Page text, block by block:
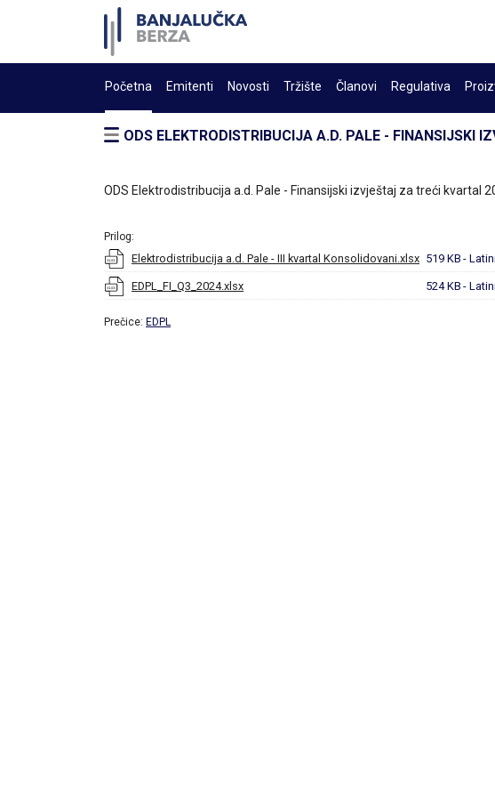
Početna Emitenti Novosti Tržište Članovi Regulativa
ODS ELEKTRODISTRIBUCIJA A.D. PALE - FINANSIJSKI
ODS Elektrodistribucija a.d. Pale - Finansijski izvještaj za treći kvartal
Prilog:
Elektrodistribucija a.d. Pale - III kvartal Konsolidovani.xlsx 519 KB -
EDPL_FI_Q3_2024.xlsx 524 KB -
Prečice: EDPL